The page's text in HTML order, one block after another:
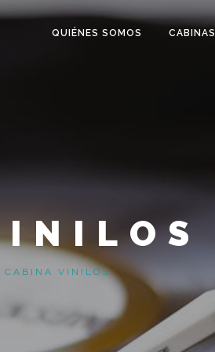
QUIÉNES SOMOS CABINAS
CABINA VINILOS